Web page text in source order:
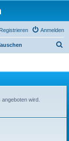
Anmelden
Registrieren
wird.